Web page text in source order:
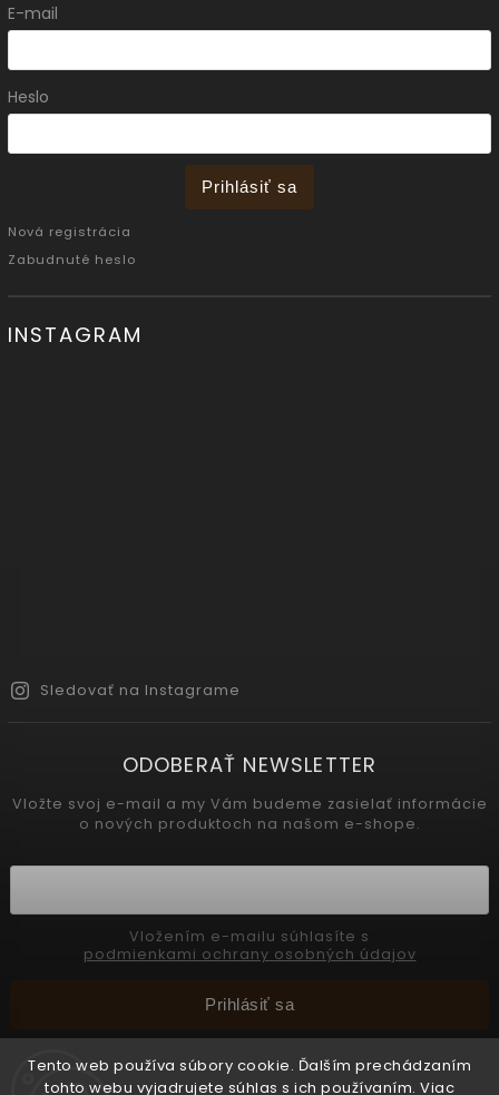
Tento web používa súbory cookie. Ďalším prechádzaním
tohto webu vyjadrujete súhlas s ich používaním. Viac
E-mail
Heslo
Prihlásiť sa
Nová registrácia
Zabudnuté heslo
INSTAGRAM
Sledovať na Instagrame
ODOBERAŤ NEWSLETTER
Vložte svoj e-mail a my Vám budeme zasielať informácie
o nových produktoch na našom e-shope.
podmienkami ochrany osobných údajov
Prihlásiť sa